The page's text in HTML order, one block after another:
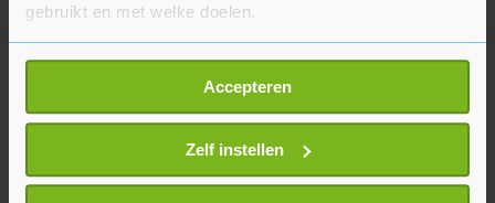
gebruikt en met welke doelen.
Als u het toestaat, willen we ook graag:
Informatie verzamelen over uw geografische
locatie, die tot een paar meter nauwkeurig kan zijn
Uw apparaat identificeren door het actief te
scannen op specifieke eigenschappen (fingerprinting)
Accepteren
Zelf instellen
KNVB voert nieuwe spelregels
door voor meer tempo in de